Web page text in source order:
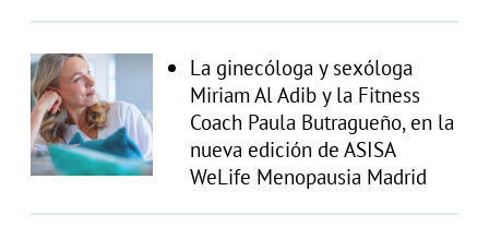
La ginecóloga y sexóloga
Miriam Al Adib y la Fitness
Coach Paula Butragueño, en la
nueva edición de ASISA
WeLife Menopausia Madrid